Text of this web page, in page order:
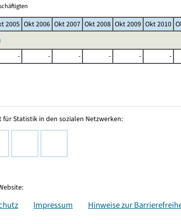
2005 Okt 2006 Okt 2007 Okt 2008 Okt 2009 Okt 2010
- - - - - -
für Statistik in den sozialen Netzwerken:
Impressum Hinweise zur